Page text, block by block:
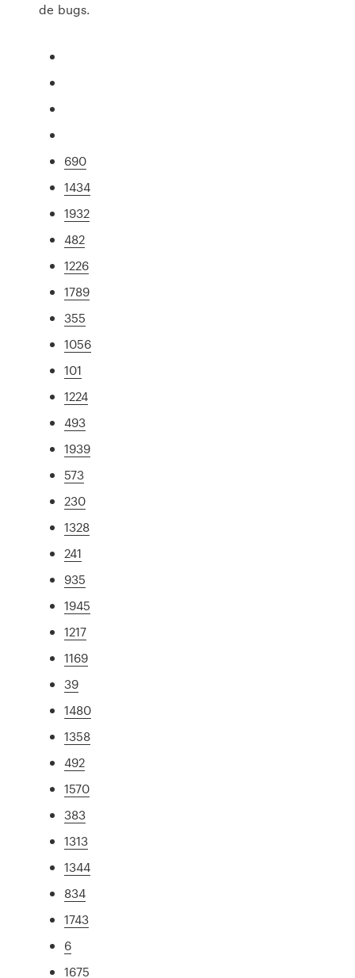
de bugs.
690
1434
1932
482
1226
1789
355
1056
101
1224
493
1939
573
230
1328
241
935
1945
1217
1169
39
1480
1358
492
1570
383
1313
1344
834
1743
6
1675